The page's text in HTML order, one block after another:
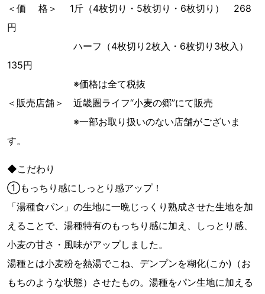
＜価 格＞ 1斤（4枚切り・5枚切り・6枚切り） 268
円
ハーフ（4枚切り2枚入・6枚切り3枚入）
135円
※価格は全て税抜
＜販売店舗＞ 近畿圏ライフ“小麦の郷”にて販売
※一部お取り扱いのない店舗がございま
す。
◆こだわり
①もっちり感にしっとり感アップ！
「湯種食パン」の生地に一晩じっくり熟成させた生地を加
えることで、湯種特有のもっちり感に加え、しっとり感、
小麦の甘さ・風味がアップしました。
湯種とは小麦粉を熱湯でこね、デンプンを糊化(こか)（お
もちのような状態）させたもの。湯種をパン生地に加える